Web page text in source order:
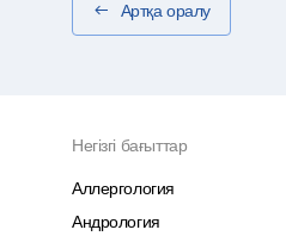
Артқа оралу
Негізгі бағыттар
Аллергология
Андрология